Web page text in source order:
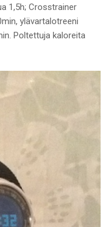
1,5h; Crosstrainer
ylävartalotreeni
Poltettuja kaloreita